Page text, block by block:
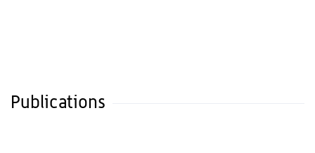
Publications